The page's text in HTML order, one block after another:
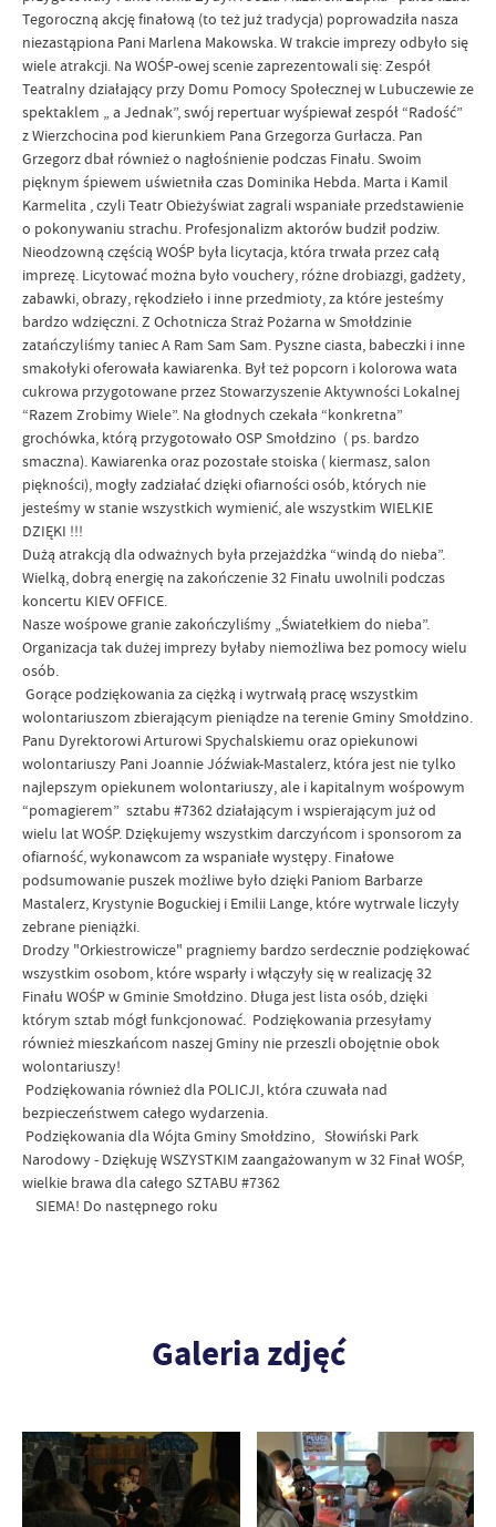
Tegoroczną akcję finałową (to też już tradycja) poprowadziła nasza
niezastąpiona Pani Marlena Makowska. W trakcie imprezy odbyło się
wiele atrakcji. Na WOŚP-owej scenie zaprezentowali się: Zespół
Teatralny działający przy Domu Pomocy Społecznej w Lubuczewie ze
spektaklem „ a Jednak”, swój repertuar wyśpiewał zespół “Radość”
z Wierzchocina pod kierunkiem Pana Grzegorza Gurłacza. Pan
Grzegorz dbał również o nagłośnienie podczas Finału. Swoim
pięknym śpiewem uświetniła czas Dominika Hebda. Marta i Kamil
Karmelita , czyli Teatr Obieżyświat zagrali wspaniałe przedstawienie
o pokonywaniu strachu. Profesjonalizm aktorów budził podziw.
Nieodzowną częścią WOŚP była licytacja, która trwała przez całą
imprezę. Licytować można było vouchery, różne drobiazgi, gadżety,
zabawki, obrazy, rękodzieło i inne przedmioty, za które jesteśmy
bardzo wdzięczni. Z Ochotnicza Straż Pożarna w Smołdzinie
zatańczyliśmy taniec A Ram Sam Sam. Pyszne ciasta, babeczki i inne
smakołyki oferowała kawiarenka. Był też popcorn i kolorowa wata
cukrowa przygotowane przez Stowarzyszenie Aktywności Lokalnej
“Razem Zrobimy Wiele”. Na głodnych czekała “konkretna”
grochówka, którą przygotowało OSP Smołdzino ( ps. bardzo
smaczna). Kawiarenka oraz pozostałe stoiska ( kiermasz, salon
piękności), mogły zadziałać dzięki ofiarności osób, których nie
jesteśmy w stanie wszystkich wymienić, ale wszystkim WIELKIE
DZIĘKI !!!
Dużą atrakcją dla odważnych była przejażdżka “windą do nieba”.
Wielką, dobrą energię na zakończenie 32 Finału uwolnili podczas
koncertu KIEV OFFICE.
Nasze wośpowe granie zakończyliśmy „Światełkiem do nieba”.
Organizacja tak dużej imprezy byłaby niemożliwa bez pomocy wielu
osób.
Gorące podziękowania za ciężką i wytrwałą pracę wszystkim
wolontariuszom zbierającym pieniądze na terenie Gminy Smołdzino.
Panu Dyrektorowi Arturowi Spychalskiemu oraz opiekunowi
wolontariuszy Pani Joannie Jóźwiak-Mastalerz, która jest nie tylko
najlepszym opiekunem wolontariuszy, ale i kapitalnym wośpowym
“pomagierem” sztabu #7362 działającym i wspierającym już od
wielu lat WOŚP. Dziękujemy wszystkim darczyńcom i sponsorom za
ofiarność, wykonawcom za wspaniałe występy. Finałowe
podsumowanie puszek możliwe było dzięki Paniom Barbarze
Mastalerz, Krystynie Boguckiej i Emilii Lange, które wytrwale liczyły
zebrane pieniążki.
Drodzy "Orkiestrowicze" pragniemy bardzo serdecznie podziękować
wszystkim osobom, które wsparły i włączyły się w realizację 32
Finału WOŚP w Gminie Smołdzino. Długa jest lista osób, dzięki
którym sztab mógł funkcjonować. Podziękowania przesyłamy
również mieszkańcom naszej Gminy nie przeszli obojętnie obok
wolontariuszy!
Podziękowania również dla POLICJI, która czuwała nad
bezpieczeństwem całego wydarzenia.
Podziękowania dla Wójta Gminy Smołdzino, Słowiński Park
Narodowy - Dziękuję WSZYSTKIM zaangażowanym w 32 Finał WOŚP,
wielkie brawa dla całego SZTABU #7362
SIEMA! Do następnego roku
Galeria zdjęć